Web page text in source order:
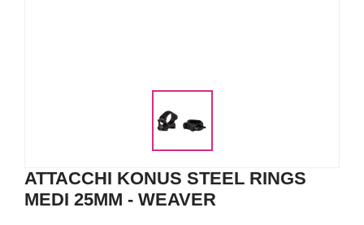
ATTACCHI KONUS STEEL RINGS
MEDI 25MM - WEAVER